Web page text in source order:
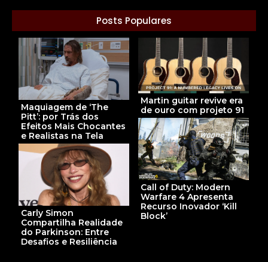
Posts Populares
Maquiagem de ‘The
Pitt’: por Trás dos
Efeitos Mais Chocantes
e Realistas na Tela
Martin guitar revive era
de ouro com projeto 91
Call of Duty: Modern
Warfare 4 Apresenta
Recurso Inovador ‘Kill
Block’
Carly Simon
Compartilha Realidade
do Parkinson: Entre
Desafios e Resiliência